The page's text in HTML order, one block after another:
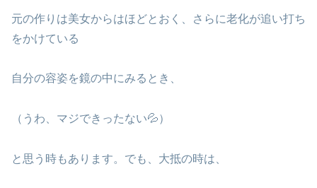
元の作りは美女からはほどとおく、さらに老化が追い打ち
をかけている
自分の容姿を鏡の中にみるとき、
（うわ、マジできったない💦）
と思う時もあります。でも、大抵の時は、